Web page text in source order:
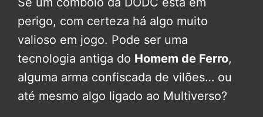
perigo, com certeza há algo muito
valioso em jogo. Pode ser uma
tecnologia antiga do Homem de Ferro,
alguma arma confiscada de vilões… ou
até mesmo algo ligado ao Multiverso?